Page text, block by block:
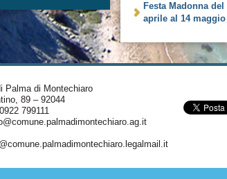
Festa Madonna
aprile al 14 maggio
Palma di Montechiaro
89 – 92044
799111